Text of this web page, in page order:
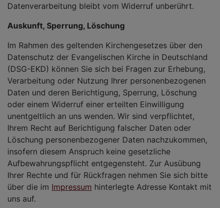
Datenverarbeitung bleibt vom Widerruf unberührt.
Auskunft, Sperrung, Löschung
Im Rahmen des geltenden Kirchengesetzes über den
Datenschutz der Evangelischen Kirche in Deutschland
(DSG-EKD) können Sie sich bei Fragen zur Erhebung,
Verarbeitung oder Nutzung Ihrer personenbezogenen
Daten und deren Berichtigung, Sperrung, Löschung
oder einem Widerruf einer erteilten Einwilligung
unentgeltlich an uns wenden. Wir sind verpflichtet,
Ihrem Recht auf Berichtigung falscher Daten oder
Löschung personenbezogener Daten nachzukommen,
insofern diesem Anspruch keine gesetzliche
Aufbewahrungspflicht entgegensteht. Zur Ausübung
Ihrer Rechte und für Rückfragen nehmen Sie sich bitte
über die im Impressum hinterlegte Adresse Kontakt mit
uns auf.